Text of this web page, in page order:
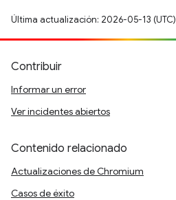
Última actualización: 2026-05-13 (UTC)
Contribuir
Informar un error
Ver incidentes abiertos
Contenido relacionado
Actualizaciones de Chromium
Casos de éxito